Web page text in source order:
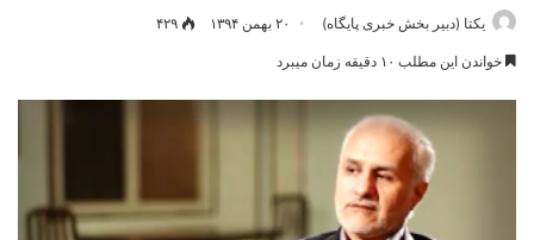
یکتا (دبیر بخش خبری پایگاه) ۲۰ بهمن ۱۳۹۴ ۴۲۹
خواندن این مطلب ۱۰ دقیقه زمان میبرد